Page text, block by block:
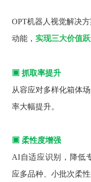
OPT机器人视觉解决
动能， 实现三大价值
▣ 抓取率提升
从容应对多样化箱体
率大幅提升。
▣ 柔性度增强
AI自适应识别，降低
应多品种、小批次柔性